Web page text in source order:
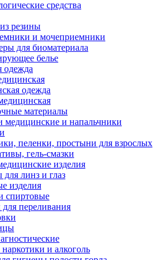
средства
резины
и мочеприемники
для биоматериала
белье
одежда
одежда
материалы
медицинские и напальчники
пеленки, простыни для взрослых
гель-смазки
изделия
для линз и глаз
изделия
спиртовые
переливания
и алкоголь